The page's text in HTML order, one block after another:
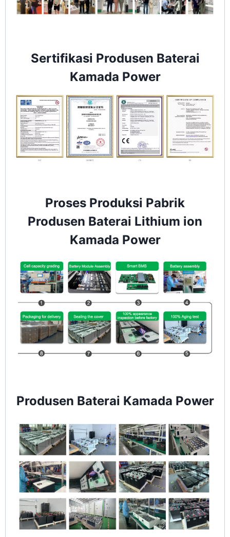
Sertifikasi Produsen Baterai
Kamada Power
Proses Produksi Pabrik
Produsen Baterai Lithium ion
Kamada Power
Produsen Baterai Kamada Power